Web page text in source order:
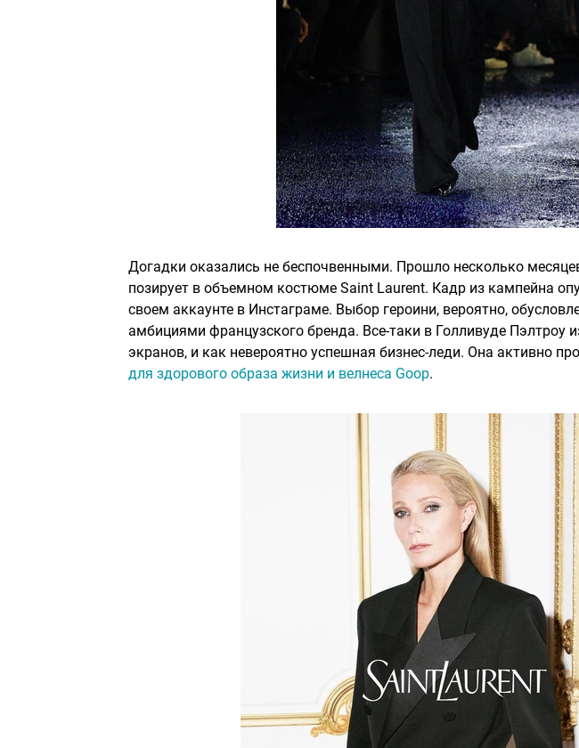
Догадки оказались не беспочвенными. Прошло несколько
позирует в объемном костюме Saint Laurent. Кадр из кампейна
своем аккаунте в Инстаграме. Выбор героини, вероятно,
амбициями французского бренда. Все-таки в Голливуде Пэлтроу
экранов, и как невероятно успешная бизнес-леди. Она активно
для здорового образа жизни и велнеса Goop.